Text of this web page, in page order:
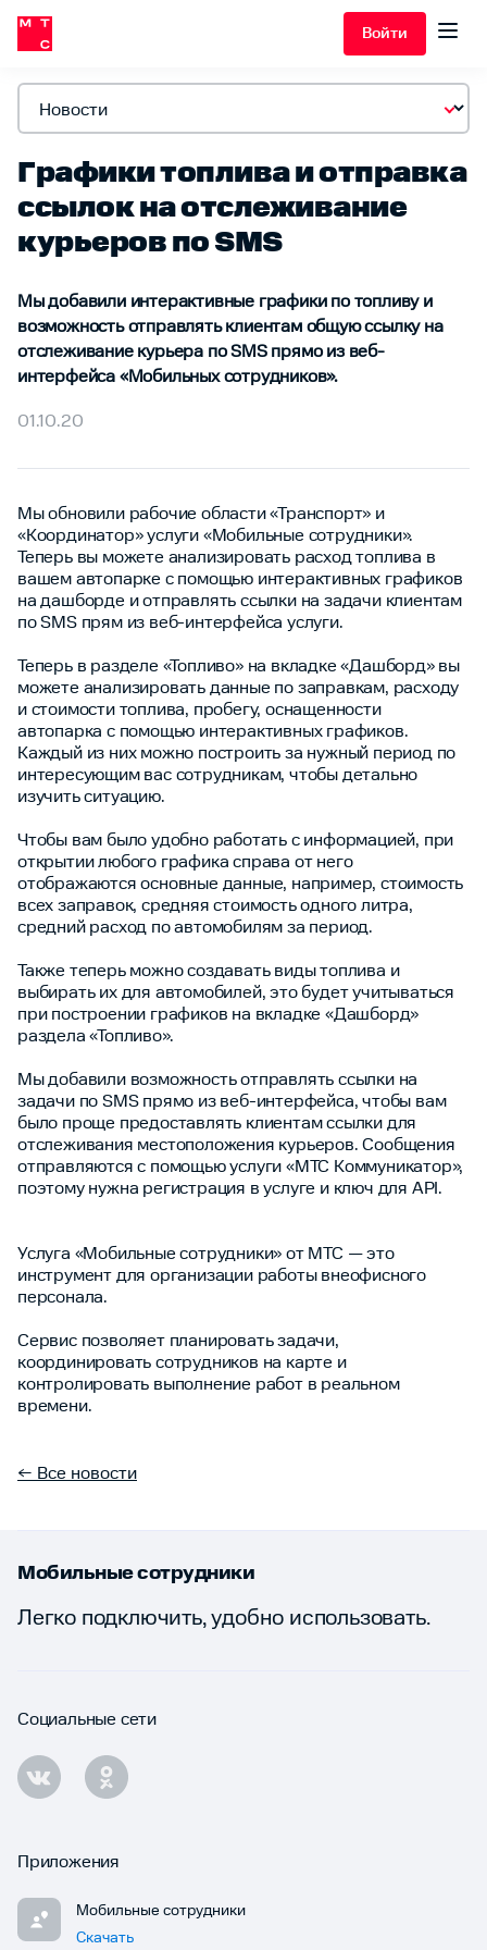
Войти
Графики топлива и отправка
ссылок на отслеживание
курьеров по SMS
Мы добавили интерактивные графики по топливу и
возможность отправлять клиентам общую ссылку на
отслеживание курьера по SMS прямо из веб-
интерфейса «Мобильных сотрудников».
01.10.20
Мы обновили рабочие области «Транспорт» и
«Координатор» услуги «Мобильные сотрудники».
Теперь вы можете анализировать расход топлива в
вашем автопарке с помощью интерактивных графиков
на дашборде и отправлять ссылки на задачи клиентам
по SMS прям из веб-интерфейса услуги.
Теперь в разделе «Топливо» на вкладке «Дашборд» вы
можете анализировать данные по заправкам, расходу
и стоимости топлива, пробегу, оснащенности
автопарка с помощью интерактивных графиков.
Каждый из них можно построить за нужный период по
интересующим вас сотрудникам, чтобы детально
изучить ситуацию.
Чтобы вам было удобно работать с информацией, при
открытии любого графика справа от него
отображаются основные данные, например, стоимость
всех заправок, средняя стоимость одного литра,
средний расход по автомобилям за период.
Также теперь можно создавать виды топлива и
выбирать их для автомобилей, это будет учитываться
при построении графиков на вкладке «Дашборд»
раздела «Топливо».
Мы добавили возможность отправлять ссылки на
задачи по SMS прямо из веб-интерфейса, чтобы вам
было проще предоставлять клиентам ссылки для
отслеживания местоположения курьеров. Сообщения
отправляются с помощью услуги «МТС Коммуникатор»,
поэтому нужна регистрация в услуге и ключ для API.
Услуга «Мобильные сотрудники» от МТС — это
инструмент для организации работы внеофисного
персонала.
Сервис позволяет планировать задачи,
координировать сотрудников на карте и
контролировать выполнение работ в реальном
времени.
← Все новости
Мобильные сотрудники
Легко подключить, удобно использовать.
Социальные сети
Приложения
Мобильные сотрудники
Скачать